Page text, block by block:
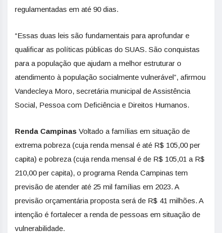
regulamentadas em até 90 dias.
“Essas duas leis são fundamentais para aprofundar e
qualificar as políticas públicas do SUAS. São conquistas
para a população que ajudam a melhor estruturar o
atendimento à população socialmente vulnerável”, afirmou
Vandecleya Moro, secretária municipal de Assistência
Social, Pessoa com Deficiência e Direitos Humanos.
Renda Campinas Voltado a famílias em situação de
extrema pobreza (cuja renda mensal é até R$ 105,00 per
capita) e pobreza (cuja renda mensal é de R$ 105,01 a R$
210,00 per capita), o programa Renda Campinas tem
previsão de atender até 25 mil famílias em 2023. A
previsão orçamentária proposta será de R$ 41 milhões. A
intenção é fortalecer a renda de pessoas em situação de
vulnerabilidade.